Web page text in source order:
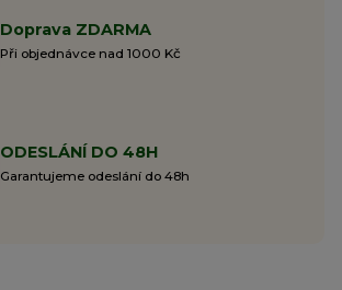
Doprava ZDARMA
Při objednávce nad 1000 Kč
ODESLÁNÍ DO 48H
Garantujeme odeslání do 48h